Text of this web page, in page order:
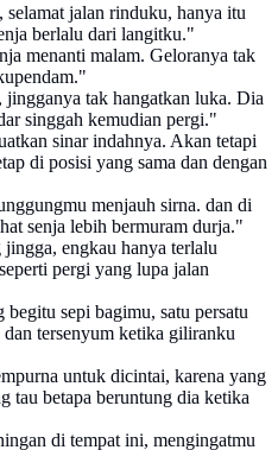
selamat jalan rinduku, hanya itu
berlalu dari langitku."
menanti malam. Geloranya tak
jingganya tak hangatkan luka. Dia
singgah kemudian pergi."
sinar indahnya. Akan tetapi
di posisi yang sama dan dengan
menjauh sirna. dan di
senja lebih bermuram durja."
jingga, engkau hanya terlalu
pergi yang lupa jalan
sepi bagimu, satu persatu
tersenyum ketika giliranku
untuk dicintai, karena yang
tau betapa beruntung dia ketika
di tempat ini, mengingatmu